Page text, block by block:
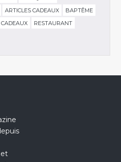
ARTICLES CADEAUX
BAPTÊME
CADEAUX
RESTAURANT
et